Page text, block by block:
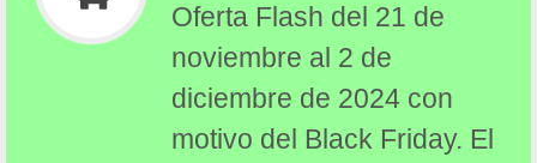
Dónde comprar el Tronsmart Bang Mini de oferta en
España
Oferta Flash del 21 de
noviembre al 2 de
diciembre de 2024 con
motivo del Black Friday. El